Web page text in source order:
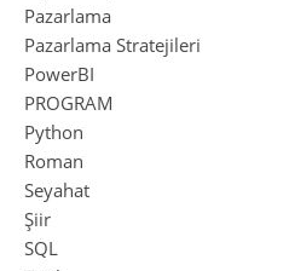
Pazarlama
Pazarlama Stratejileri
PowerBI
PROGRAM
Python
Roman
Seyahat
Şiir
SQL